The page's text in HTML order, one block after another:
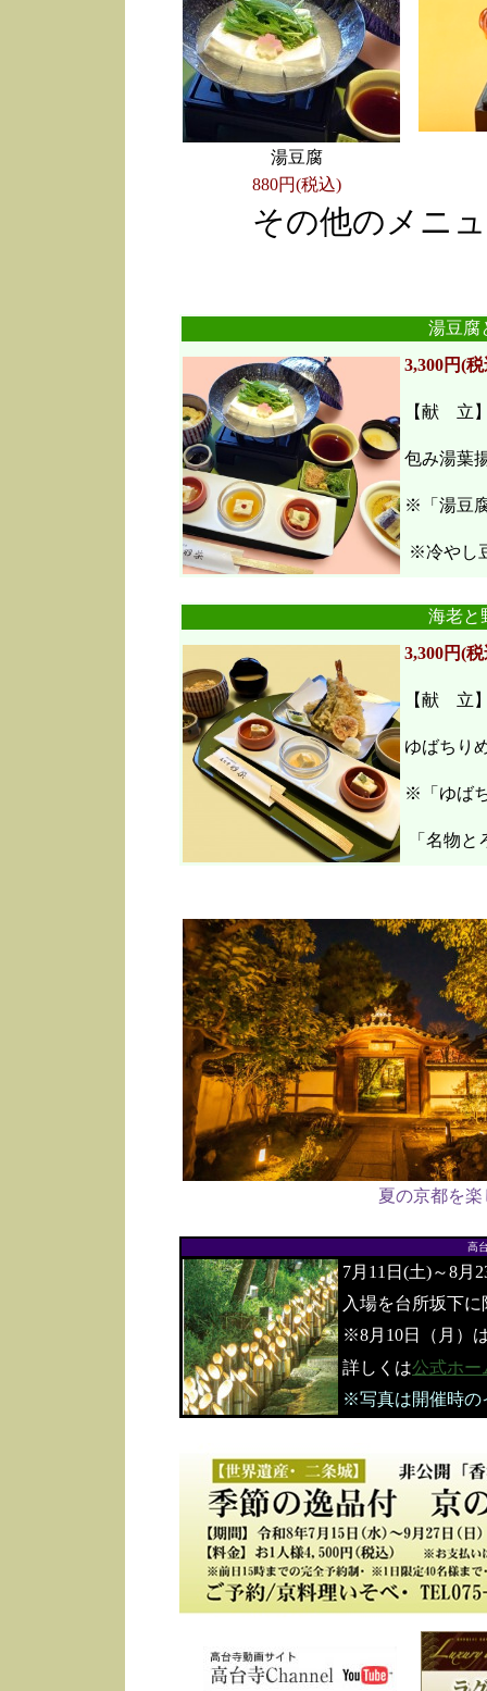
湯豆腐
880円(税込)
その他のメニ
湯豆腐
3,300円(
【献 立
包み湯葉
※「湯豆
※冷やし
海老
3,300円(
【献 立
ゆばちり
※「ゆば
「名物と
夏の京都を
高
7月11日(土)～8月
入場を台所坂下
※8月10日（月）
詳しくは公式ホー
※写真は開催時の